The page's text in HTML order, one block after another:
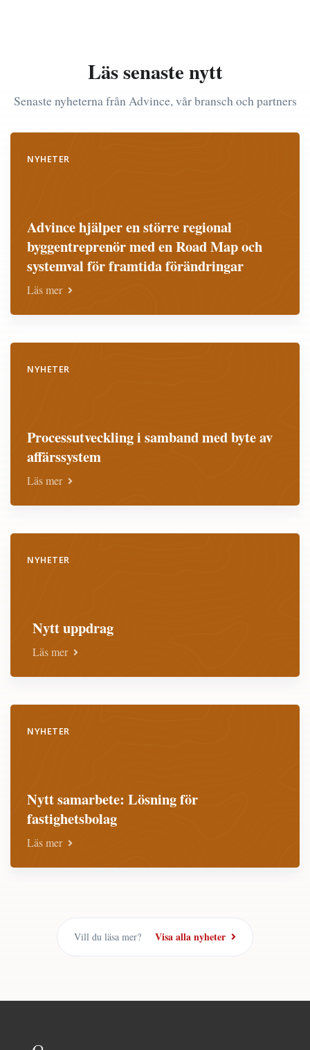
Läs senaste nytt
Senaste nyheterna från Advince, vår bransch och partners
NYHETER
Advince hjälper en större regional
byggentreprenör med en Road Map och
systemval för framtida förändringar
Läs mer
NYHETER
Processutveckling i samband med byte av
affärssystem
Läs mer
NYHETER
Nytt uppdrag
Läs mer
NYHETER
Nytt samarbete: Lösning för
fastighetsbolag
Läs mer
Vill du läsa mer? Visa alla nyheter